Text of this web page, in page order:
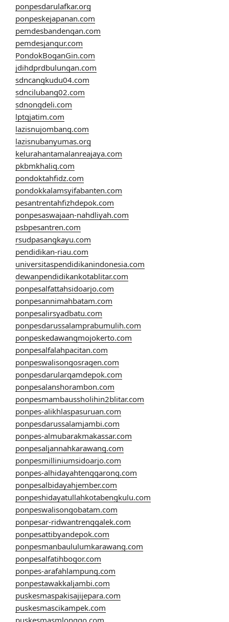
ponpesdarulafkar.org
ponpeskejapanan.com
pemdesbandengan.com
pemdesjangur.com
PondokBoganGin.com
jdihdprdbulungan.com
sdncangkudu04.com
sdncilubang02.com
sdnongdeli.com
lptqjatim.com
lazisnujombang.com
lazisnubanyumas.org
kelurahantamalanreajaya.com
pkbmkhaliq.com
pondoktahfidz.com
pondokkalamsyifabanten.com
pesantrentahfizhdepok.com
ponpesaswajaan-nahdliyah.com
psbpesantren.com
rsudpasangkayu.com
pendidikan-riau.com
universitaspendidikanindonesia.com
dewanpendidikankotablitar.com
ponpesalfattahsidoarjo.com
ponpesannimahbatam.com
ponpesalirsyadbatu.com
ponpesdarussalamprabumulih.com
ponpeskedawangmojokerto.com
ponpesalfalahpacitan.com
ponpeswalisongosragen.com
ponpesdarularqamdepok.com
ponpesalanshorambon.com
ponpesmambaussholihin2blitar.com
ponpes-alikhlaspasuruan.com
ponpesdarussalamjambi.com
ponpes-almubarakmakassar.com
ponpesaljannahkarawang.com
ponpesmilliniumsidoarjo.com
ponpes-alhidayahtenggarong.com
ponpesalbidayahjember.com
ponpeshidayatullahkotabengkulu.com
ponpeswalisongobatam.com
ponpesar-ridwantrenggalek.com
ponpesattibyandepok.com
ponpesmanbaululumkarawang.com
ponpesalfatihbogor.com
ponpes-arafahlampung.com
ponpestawakkaljambi.com
puskesmaspakisajijepara.com
puskesmascikampek.com
puskesmasmlonggo.com